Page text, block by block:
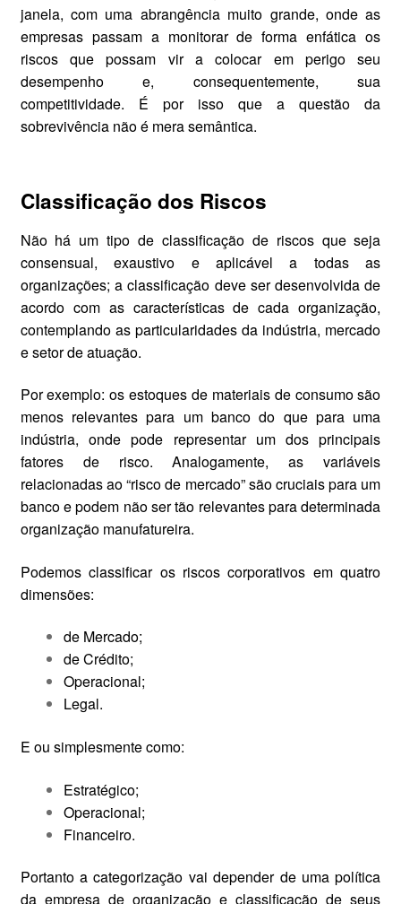
janela, com uma abrangência muito grande, onde as
empresas passam a monitorar de forma enfática os
riscos que possam vir a colocar em perigo seu
desempenho e, consequentemente, sua
competitividade. É por isso que a questão da
sobrevivência não é mera semântica.
Classificação dos Riscos
Não há um tipo de classificação de riscos que seja
consensual, exaustivo e aplicável a todas as
organizações; a classificação deve ser desenvolvida de
acordo com as características de cada organização,
contemplando as particularidades da indústria, mercado
e setor de atuação.
Por exemplo: os estoques de materiais de consumo são
menos relevantes para um banco do que para uma
indústria, onde pode representar um dos principais
fatores de risco. Analogamente, as variáveis
relacionadas ao “risco de mercado” são cruciais para um
banco e podem não ser tão relevantes para determinada
organização manufatureira.
Podemos classificar os riscos corporativos em quatro
dimensões:
de Mercado;
de Crédito;
Operacional;
Legal.
E ou simplesmente como:
Estratégico;
Operacional;
Financeiro.
Portanto a categorização vai depender de uma política
da empresa de organização e classificação de seus